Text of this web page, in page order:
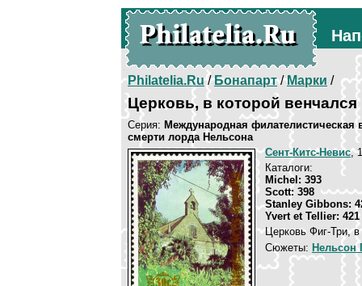
Philatelia.Ru/Бонапарт/Марки /
Церковь, в которой
Серия: Международная филателистическая
смерти лорда Нельсона
Сент-Китс-Невис,
Каталоги:
Michel: 393
Scott: 398
Stanley Gibbons:
Yvert et Tellier: 421
Церковь Фиг-Три,
Сюжеты: Нельсон